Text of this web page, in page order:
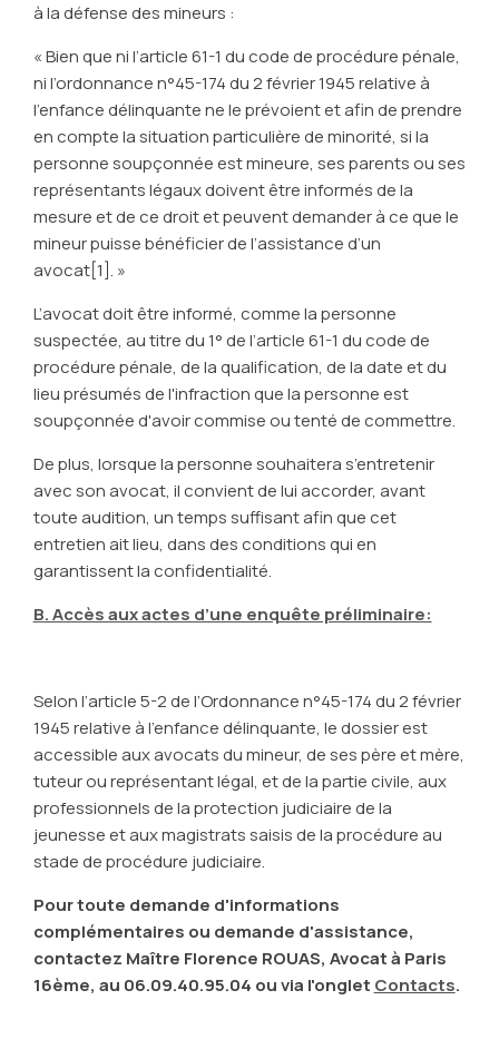
à la défense des mineurs :
« Bien que ni l’article 61-1 du code de procédure pénale,
ni l’ordonnance n°45-174 du 2 février 1945 relative à
l’enfance délinquante ne le prévoient et afin de prendre
en compte la situation particulière de minorité, si la
personne soupçonnée est mineure, ses parents ou ses
représentants légaux doivent être informés de la
mesure et de ce droit et peuvent demander à ce que le
mineur puisse bénéficier de l’assistance d’un
avocat[1]. »
L’avocat doit être informé, comme la personne
suspectée, au titre du 1° de l’article 61-1 du code de
procédure pénale, de la qualification, de la date et du
lieu présumés de l'infraction que la personne est
soupçonnée d'avoir commise ou tenté de commettre.
De plus, lorsque la personne souhaitera s’entretenir
avec son avocat, il convient de lui accorder, avant
toute audition, un temps suffisant afin que cet
entretien ait lieu, dans des conditions qui en
garantissent la confidentialité.
B. Accès aux actes d’une enquête préliminaire:
Selon l’article 5-2 de l’Ordonnance n°45-174 du 2 février
1945 relative à l’enfance délinquante, le dossier est
accessible aux avocats du mineur, de ses père et mère,
tuteur ou représentant légal, et de la partie civile, aux
professionnels de la protection judiciaire de la
jeunesse et aux magistrats saisis de la procédure au
stade de procédure judiciaire.
Pour toute demande d'informations
complémentaires ou demande d'assistance,
contactez Maître Florence ROUAS, Avocat à Paris
16ème, au 06.09.40.95.04 ou via l'onglet Contacts.